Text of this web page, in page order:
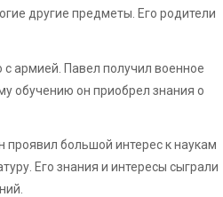
другие предметы. Его родители
армией. Павел получил военное
обучению он приобрел знания о
большой интерес к наукам
Его знания и интересы сыграли